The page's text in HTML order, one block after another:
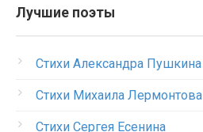
Лучшие поэты
Стихи Александра Пушкина
Стихи Михаила Лермонтова
Стихи Сергея Есенина